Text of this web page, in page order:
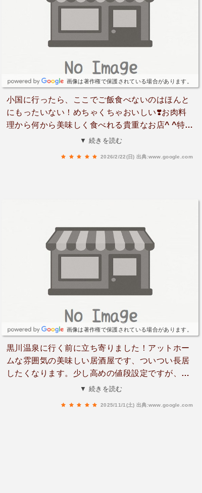
画像は著作権で保護されている場合があります。
小国に行ったら、ここでご飯食べないのはほんと
にもったいない！めちゃくちゃおいしい❣️お肉料
理から何から美味しく食べれる貴重なお店^ ^特に
チキン南蛮とか手羽先の唐揚げ地鶏の炭火焼き✨
▼ 続きを読む
2026/2/22(日) 出典:www.google.com
画像は著作権で保護されている場合があります。
黒川温泉に行く前に立ち寄りました！アットホー
ムな雰囲気の美味しい居酒屋です、ついつい長居
したくなります。少し高めの値段設定ですが、行
く価値あります。鳥の炭火焼きは柚子胡椒をつけ
▼ 続きを読む
2025/11/1(土) 出典:www.google.com